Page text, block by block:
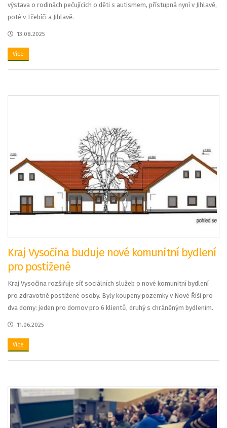
výstava o rodinách pečujících o děti s autismem, přístupná nyní v Jihlavě,
poté v Třebíči a Jihlavě.
13.08.2025
Více
Kraj Vysočina buduje nové komunitní bydlení
pro postižené
Kraj Vysočina rozšiřuje síť sociálních služeb o nové komunitní bydlení
pro zdravotně postižené osoby. Byly koupeny pozemky v Nové Říši pro
dva domy: jeden pro domov pro 6 klientů, druhý s chráněným bydlením.
11.06.2025
Více